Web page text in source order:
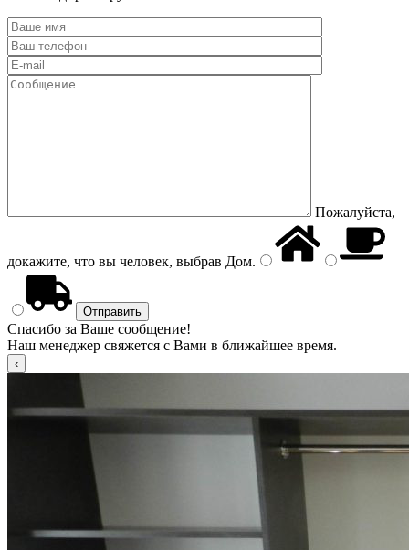
Пожалуйста,
докажите, что вы человек, выбрав Дом.
Спасибо за Ваше сообщение!
Наш менеджер свяжется с Вами в ближайшее время.